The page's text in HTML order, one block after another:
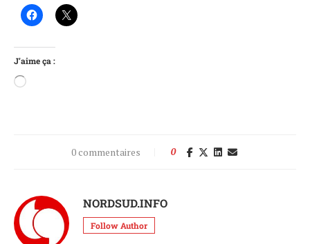
J’aime ça :
0 commentaires 0
NORDSUD.INFO
Follow Author